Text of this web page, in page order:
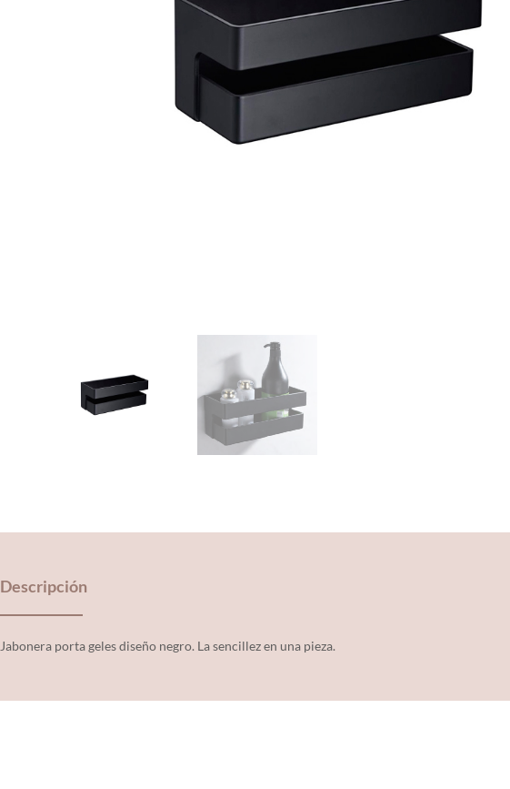
Descripción
Jabonera porta geles diseño negro. La sencillez en una pieza.